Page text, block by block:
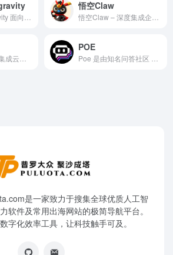
悟空Claw
POE
是一家致力于搜集全球优质人工智
软件及常用出海网站的极简导航平台。
字化效率工具，让科技触手可及。